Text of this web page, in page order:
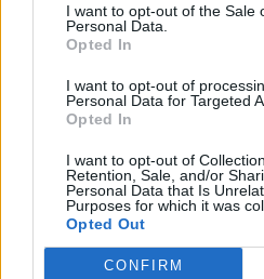
I want to opt-out of the Sale
Personal Data.
Opted In
I want to opt-out of
Personal Data for Targeted
Opted In
I want to opt-out of
Retention, Sale, and/or
Personal Data that Is
Purposes for which it was
Opted Out
CONFIRM
TI POTREBBE
NEWS
minori